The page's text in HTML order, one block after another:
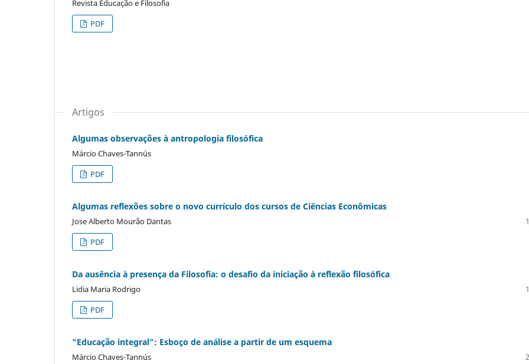
Revista Educação e Filosofia
PDF
Artigos
Algumas observações à antropologia filosófica
Márcio Chaves-Tannús
PDF
Algumas reflexões sobre o novo currículo dos cursos de Ciências Econômicas
Jose Alberto Mourão Dantas
PDF
Da ausência à presença da Filosofia: o desafio da iniciação à reflexão filosófica
Lidia Maria Rodrigo
PDF
"Educação integral": Esboço de análise a partir de um esquema
Márcio Chaves-Tannús